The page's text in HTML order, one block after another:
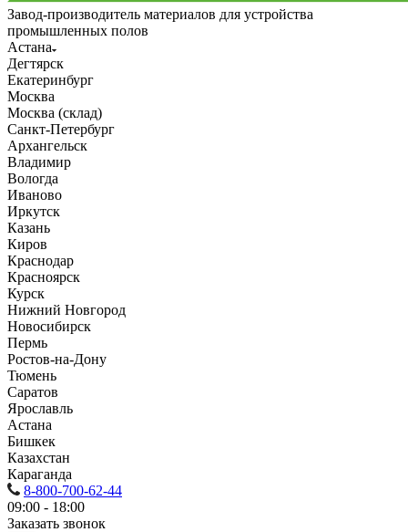
Завод-производитель материалов для устройства
промышленных полов
Астана
Дегтярск
Екатеринбург
Москва
Москва (склад)
Санкт-Петербург
Архангельск
Владимир
Вологда
Иваново
Иркутск
Казань
Киров
Краснодар
Красноярск
Курск
Нижний Новгород
Новосибирск
Пермь
Ростов-на-Дону
Тюмень
Саратов
Ярославль
Астана
Бишкек
Казахстан
Караганда
8-800-700-62-44
09:00 - 18:00
Заказать звонок